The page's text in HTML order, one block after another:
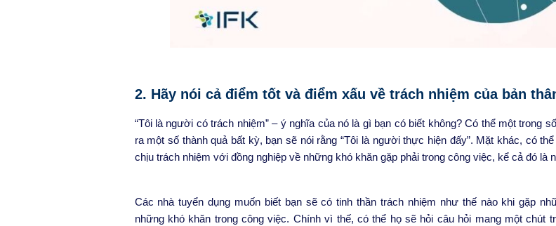
2. Hãy nói cả điểm tốt và điểm xấu về trách nhiệm của bản
“Tôi là người có trách nhiệm”– ý nghĩa của nó là gì bạn có biết không? Có thể một trong
ra một số thành quả bất kỳ, bạn sẽ nói rằng “Tôi là người thực hiện đấy”. Mặt khác, có
chịu trách nhiệm với đồng nghiệp về những khó khăn gặp phải trong công việc, kể cả đó là
Các nhà tuyển dụng muốn biết bạn sẽ có tinh thần trách nhiệm như thế nào khi gặp
những khó khăn trong công việc. Chính vì thế, có thể họ sẽ hỏi câu hỏi mang một chút